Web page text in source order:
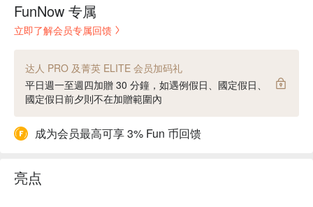
FunNow 专属
立即了解会员专属回馈
达人 PRO 及菁英 ELITE 会员加码礼
平日週一至週四加贈 30 分鐘，如遇例假日、國定假日、
國定假日前夕則不在加贈範圍內
成为会员最高可享 3% Fun 币回馈
亮点